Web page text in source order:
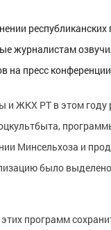
журналистам
пресс
и ЖКХ РТ в этом
Минсельхоза и
было
программ